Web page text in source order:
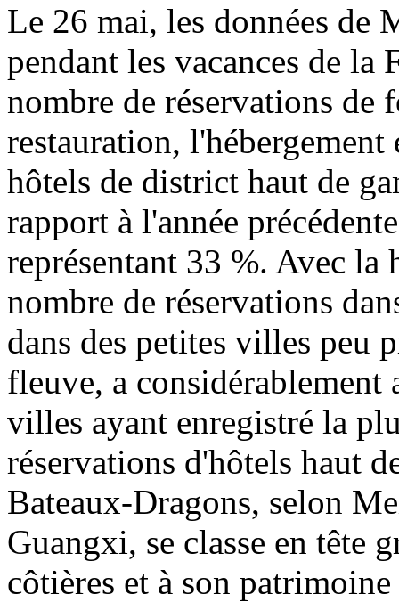
Le 26 mai, les données de
pendant les vacances de la
nombre de réservations
restauration, l'hébergement
hôtels de district haut de
rapport à l'année
représentant 33 %. Avec la
nombre de réservations
dans des petites villes peu
fleuve, a considérablement
villes ayant enregistré la
réservations d'hôtels haut
Bateaux-Dragons, selon
Guangxi, se classe en tête
côtières et à son